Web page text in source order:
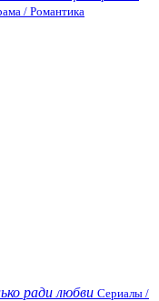
/ Романтика
ради любви Сериалы /